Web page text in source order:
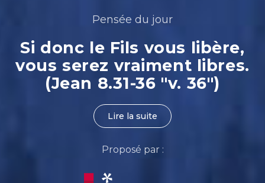
Pensée du jour
Si donc le Fils vous libère,
vous serez vraiment libres.
(Jean 8.31-36 "v. 36")
Lire la suite
Proposé par :